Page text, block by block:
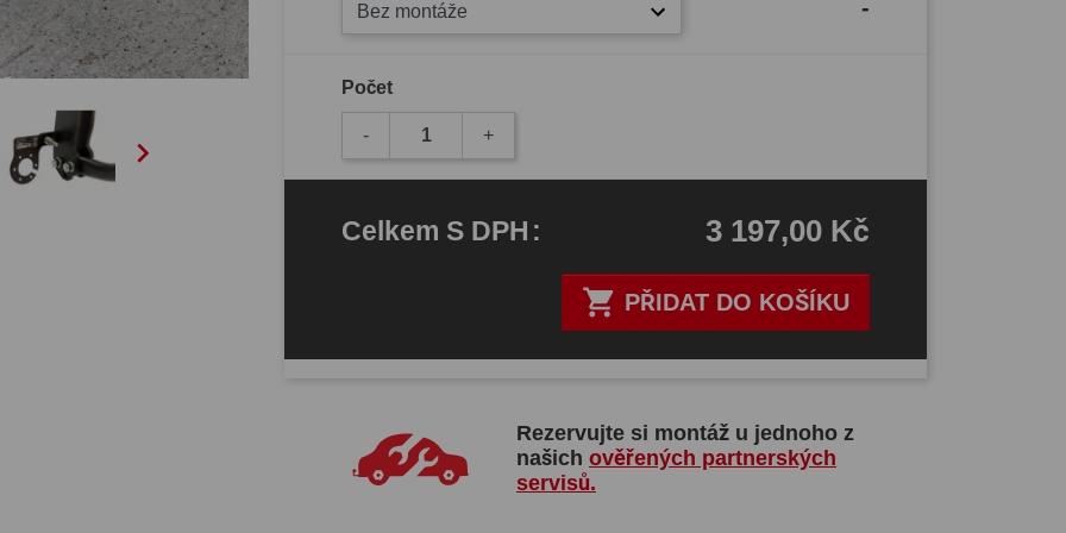

Bez montáže -
Počet
- +
 PŘIDAT DO KOŠÍKU
Celkem S DPH: 3 197,00 Kč
Rezervujte si montáž u jednoho z
našich ověřených partnerských
servisů.